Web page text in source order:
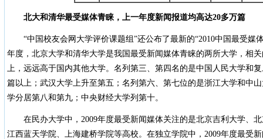
北大和清华最受媒体青睐，上一年度新闻报道均高达20多万篇
“中国校友会网大学评价课题组”还公布了最新的“2010中国最受媒
年度，北京大学和清华大学是我国最受新闻媒体青睐的两所大学，相
上，远远高于国内其他大学。名列第三、第四名的是中国人民大学和
篇以上；武汉大学上升至第五；名列第六、第七位的是浙江大学和中
学分居第八和第九；中央财经大学列第十。
在民办大学中，2009年度最受新闻媒体关注的是北京吉利大学、
江西蓝天学院、上海建桥学院等高校。在独立学院中，2009年度最受